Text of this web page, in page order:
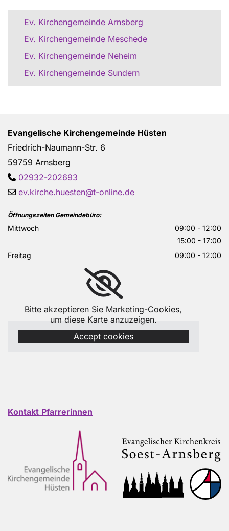
Ev. Kirchengemeinde Arnsberg
Ev. Kirchengemeinde Meschede
Ev. Kirchengemeinde Neheim
Ev. Kirchengemeinde Sundern
Evangelische Kirchengemeinde Hüsten
Friedrich-Naumann-Str. 6
59759 Arnsberg
 02932-202693
 ev.kirche.huesten@t-online.de
Öffnungszeiten Gemeindebüro:
Mittwoch
09:00 - 12:00
15:00 - 17:00
Freitag
09:00 - 12:00
Bitte akzeptieren Sie Marketing-Cookies,
um diese Karte anzuzeigen.
Accept cookies
Kontakt Pfarrerinnen